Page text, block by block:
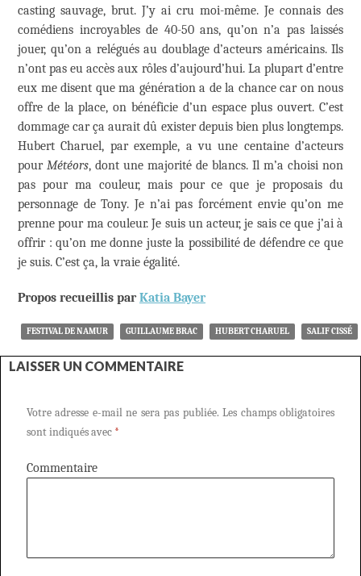
casting sauvage, brut. J’y ai cru moi-même. Je connais des
comédiens incroyables de 40-50 ans, qu’on n’a pas laissés
jouer, qu’on a relégués au doublage d’acteurs américains. Ils
n’ont pas eu accès aux rôles d’aujourd’hui. La plupart d’entre
eux me disent que ma génération a de la chance car on nous
offre de la place, on bénéficie d’un espace plus ouvert. C’est
dommage car ça aurait dû exister depuis bien plus longtemps.
Hubert Charuel, par exemple, a vu une centaine d’acteurs
pour Météors, dont une majorité de blancs. Il m’a choisi non
pas pour ma couleur, mais pour ce que je proposais du
personnage de Tony. Je n’ai pas forcément envie qu’on me
prenne pour ma couleur. Je suis un acteur, je sais ce que j’ai à
offrir : qu’on me donne juste la possibilité de défendre ce que
je suis. C’est ça, la vraie égalité.
Propos recueillis parKatia Bayer
FESTIVAL DE NAMUR GUILLAUME BRAC HUBERT CHARUEL SALIF CISSÉ
LAISSER UN COMMENTAIRE
Votre adresse e-mail ne sera pas publiée. Les champs obligatoires
sont indiqués avec *
Commentaire